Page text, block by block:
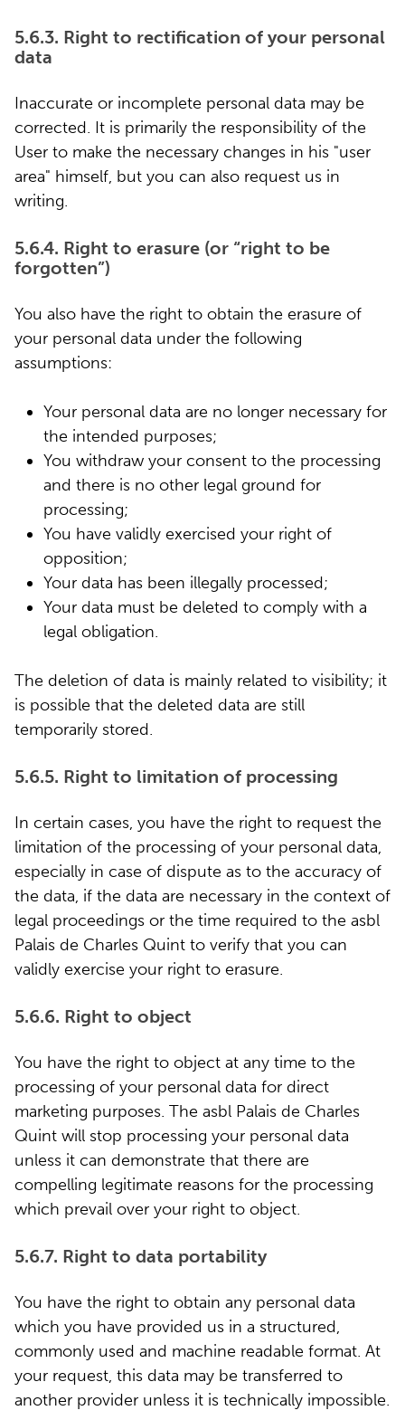
5.6.3. Right to rectification of your personal
data
Inaccurate or incomplete personal data may be
corrected. It is primarily the responsibility of the
User to make the necessary changes in his "user
area" himself, but you can also request us in
writing.
5.6.4. Right to erasure (or “right to be
forgotten”)
You also have the right to obtain the erasure of
your personal data under the following
assumptions:
Your personal data are no longer necessary for
the intended purposes;
You withdraw your consent to the processing
and there is no other legal ground for
processing;
You have validly exercised your right of
opposition;
Your data has been illegally processed;
Your data must be deleted to comply with a
legal obligation.
The deletion of data is mainly related to visibility; it
is possible that the deleted data are still
temporarily stored.
5.6.5. Right to limitation of processing
In certain cases, you have the right to request the
limitation of the processing of your personal data,
especially in case of dispute as to the accuracy of
the data, if the data are necessary in the context of
legal proceedings or the time required to the asbl
Palais de Charles Quint to verify that you can
validly exercise your right to erasure.
5.6.6. Right to object
You have the right to object at any time to the
processing of your personal data for direct
marketing purposes. The asbl Palais de Charles
Quint will stop processing your personal data
unless it can demonstrate that there are
compelling legitimate reasons for the processing
which prevail over your right to object.
5.6.7. Right to data portability
You have the right to obtain any personal data
which you have provided us in a structured,
commonly used and machine readable format. At
your request, this data may be transferred to
another provider unless it is technically impossible.